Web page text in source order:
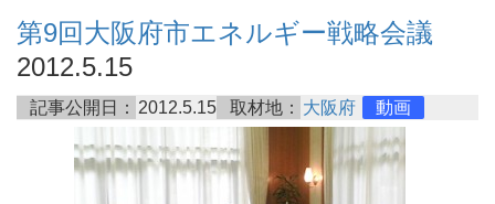
第9回大阪府市エネルギー戦略会議
2012.5.15
記事公開日： 2012.5.15 取材地： 大阪府 動画